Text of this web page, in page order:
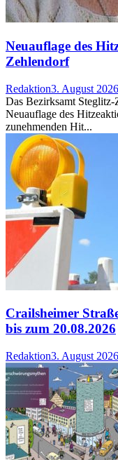
Neuauflage des
Zehlendorf
Redaktion3. August 2026
Das Bezirksamt
Neuauflage des
zunehmenden Hit...
Crailsheimer
bis zum 20.08.2026
Redaktion3. August 2026